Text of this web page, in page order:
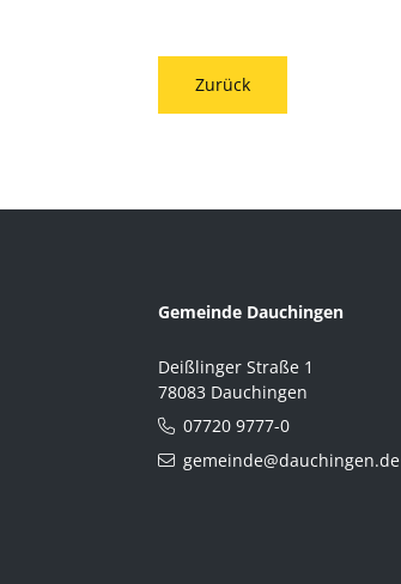
Zurück
Gemeinde Dauchingen
Deißlinger Straße 1
78083 Dauchingen
07720 9777-0
gemeinde@dauchingen.de